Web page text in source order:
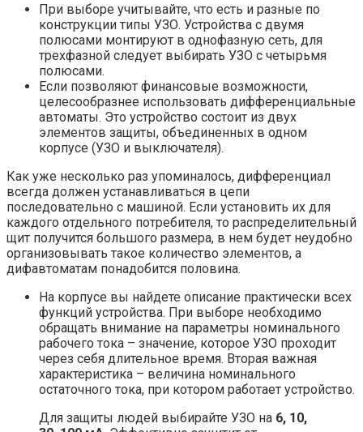
При выборе учитывайте, что есть и разные по
конструкции типы УЗО. Устройства с двумя
полюсами монтируют в однофазную сеть, для
трехфазной следует выбирать УЗО с четырьмя
полюсами.
Если позволяют финансовые возможности,
целесообразнее использовать дифференциальные
автоматы. Это устройство состоит из двух
элементов защиты, объединенных в одном
корпусе (УЗО и выключателя).
Как уже несколько раз упоминалось, дифференциал
всегда должен устанавливаться в цепи
последовательно с машиной. Если установить их для
каждого отдельного потребителя, то распределительный
щит получится большого размера, в нем будет неудобно
организовывать такое количество элементов, а
дифавтоматам понадобится половина.
На корпусе вы найдете описание практически всех
функций устройства. При выборе необходимо
обращать внимание на параметры номинального
рабочего тока – значение, которое УЗО проходит
через себя длительное время. Вторая важная
характеристика – величина номинального
остаточного тока, при котором работает устройство.
Для защиты людей выбирайте УЗО на 6, 10,